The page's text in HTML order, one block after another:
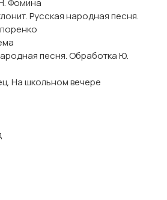
Фомина
Русская народная песня.
песня. Обработка Ю.
На школьном вечере